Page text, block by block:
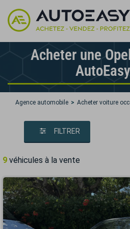
Acheter une
AutoEasy
Agence automobile Acheter voiture
FILTRER
9 véhicules à la vente